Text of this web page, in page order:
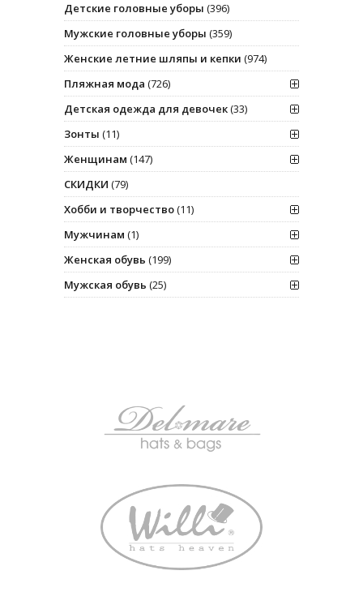
Детские головные уборы (396)
Мужские головные уборы (359)
Женские летние шляпы и кепки (974)
Пляжная мода (726)
Детская одежда для девочек(33)
Зонты (11)
Женщинам (147)
СКИДКИ (79)
Хобби и творчество(11)
Мужчинам (1)
Женская обувь (199)
Мужская обувь (25)